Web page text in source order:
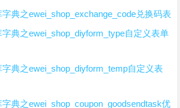
字典之ewei_shop_exchange_code兑换码表
字典之ewei_shop_diyform_type自定义表单
字典之ewei_shop_diyform_temp自定义表
典之ewei_shop_coupon_goodsendtask优